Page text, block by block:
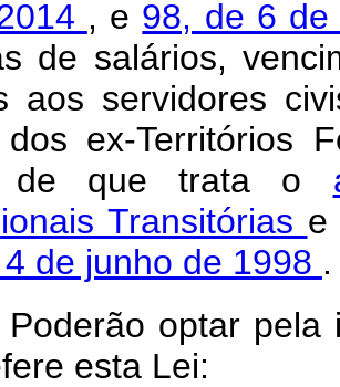
, e 98, de 6
de salários,
aos servidores
ex-Territórios
de que trata o
Transitórias
4 de junho de 1998 .
Poderão optar
esta Lei: